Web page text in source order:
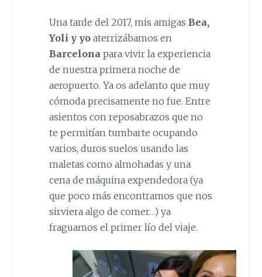
Una tarde del 2017, mis amigas Bea,
Yoli y yoaterrizábamos en
Barcelona para vivir la experiencia
de nuestra primera noche de
aeropuerto. Ya os adelanto que muy
cómoda precisamente no fue. Entre
asientos con reposabrazos que no
te permitían tumbarte ocupando
varios, duros suelos usando las
maletas como almohadas y una
cena de máquina expendedora (ya
que poco más encontramos que nos
sirviera algo de comer…) ya
fraguamos el primer lío del viaje.